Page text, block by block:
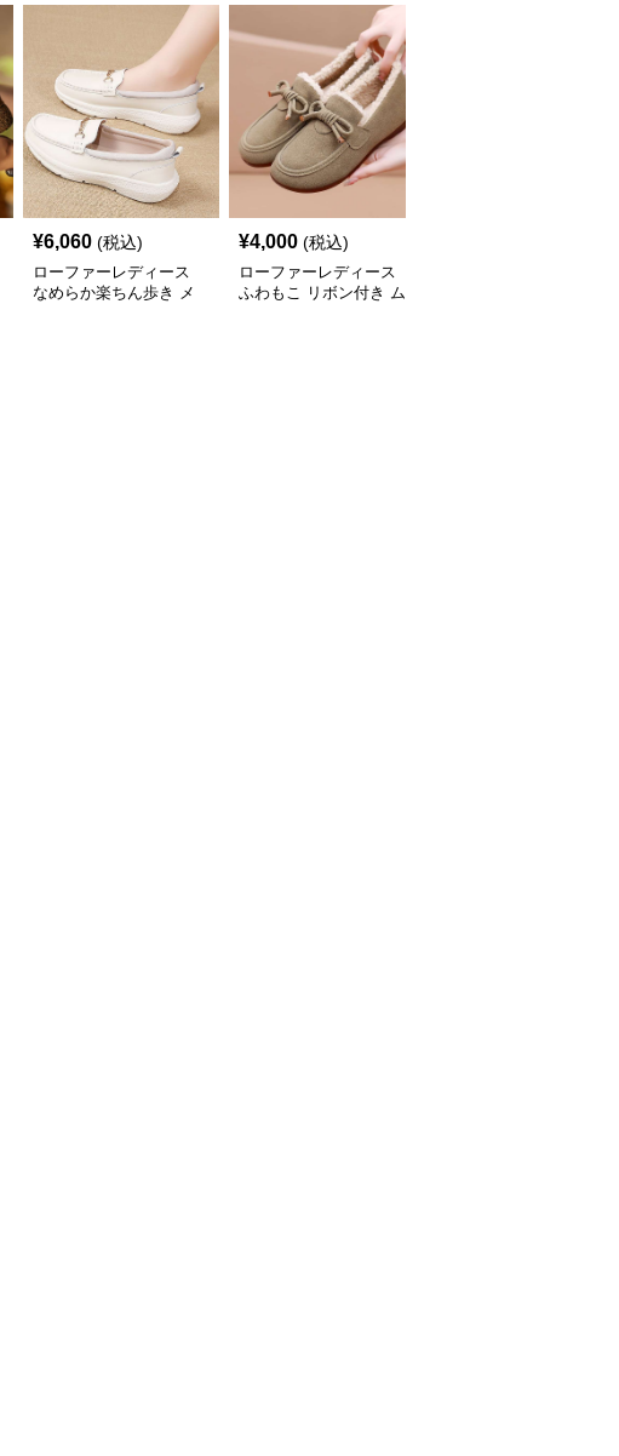
¥6,060 (税込)
ローファーレディース
なめらか楽ちん歩き メ
¥4,000 (税込)
ローファーレディース
ふわもこ リボン付き ム